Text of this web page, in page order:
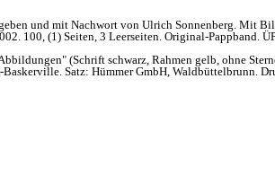
und mit Nachwort von Ulrich Sonnenberg. Mit
100, (1) Seiten, 3 Leerseiten. Original-Pappband.
(Schrift schwarz, Rahmen gelb, ohne
Satz: Hümmer GmbH, Waldbüttelbrunn.